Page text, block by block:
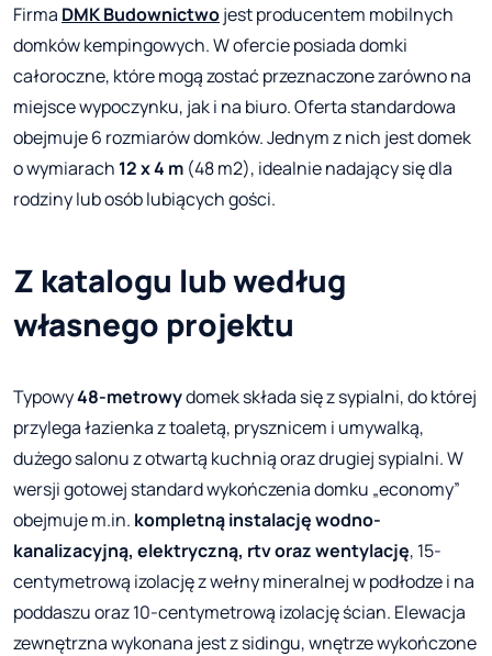
Firma DMK Budownictwojest producentem mobilnych
domków kempingowych. W ofercie posiada domki
całoroczne, które mogą zostać przeznaczone zarówno na
miejsce wypoczynku, jak i na biuro. Oferta standardowa
obejmuje 6 rozmiarów domków. Jednym z nich jest domek
o wymiarach 12 x 4 m (48 m2), idealnie nadający się dla
rodziny lub osób lubiących gości.
Z katalogu lub według
własnego projektu
Typowy48-metrowydomek składa się z sypialni, do której
przylega łazienka z toaletą, prysznicem i umywalką,
dużego salonu z otwartą kuchnią oraz drugiej sypialni. W
wersji gotowej standard wykończenia domku „economy”
obejmuje m.in. kompletną instalację wodno-
kanalizacyjną, elektryczną, rtv oraz wentylację, 15-
centymetrową izolację z wełny mineralnej w podłodze i na
poddaszu oraz 10-centymetrową izolację ścian. Elewacja
zewnętrzna wykonana jest z sidingu, wnętrze wykończone